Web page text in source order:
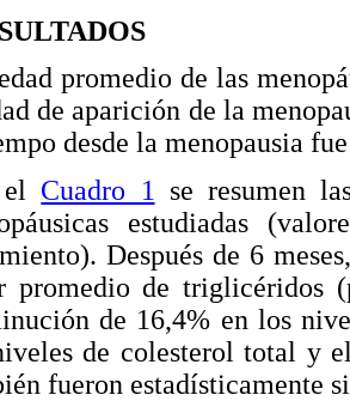
promedio de las
de aparición de la
desde la menopausia
Cuadro 1
se resumen
estudiadas
Después de 6
promedio de triglicéridos
de 16,4% en los
de colesterol total y
fueron estadísticamente